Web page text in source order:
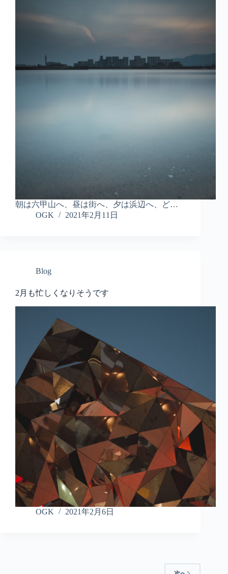
朝は六甲山へ、昼は街へ、夕は浜辺へ、ど…
OGK
2021年2月11日
Blog
2月も忙しくなりそうです
OGK 2021年2月6日